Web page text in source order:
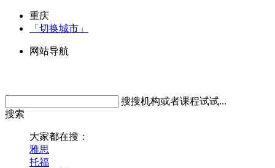
重庆
「切换城市」
网站导航
搜搜机构或者课程试试...
搜索
大家都在搜：
雅思
托福